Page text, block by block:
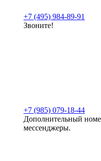
+7 (495) 984-89-91
Звоните!
+7 (985) 079-18-44
Дополнительный
мессенджеры.